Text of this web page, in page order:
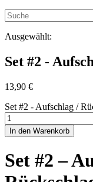
Ausgewählt:
Set #2 -
13,90 €
Set #2 - Aufschlag /
In den Warenkorb
Set #2 –